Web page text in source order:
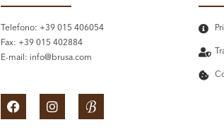
Telefono: +39 015 406054
Fax: +39 015 402884
E-mail: info@brusa.com